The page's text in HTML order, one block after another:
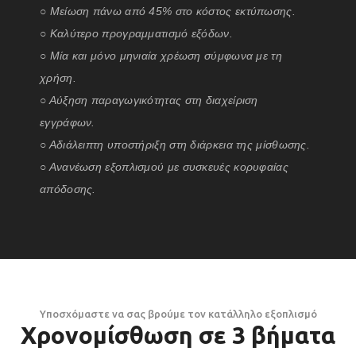
○ Μείωση πάνω από 45% στο κόστος εκτύπωσης.
○ Καλύτερο προγραμματισμό εξόδων.
○ Μία και μόνο μηνιαία χρέωση σύμφωνα με τη
χρήση.
○ Αύξηση παραγωγικότητας στη διαχείριση
εγγράφων.
○ Αδιάλειπτη υποστήριξη στη διάρκεια της μίσθωσης.
○ Ανανέωση εξοπλισμού με συσκευές κορυφαίας
απόδοσης.
Υποσχόμαστε να σας βρούμε τον κατάλληλο εξοπλισμό
Χρονομίσθωση σε 3 βήματα